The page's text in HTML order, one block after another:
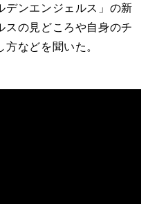
デンエンジェルス」の新
スの見どころや自身のチ
などを聞いた。